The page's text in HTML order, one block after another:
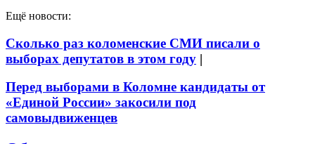
Ещё новости:
Сколько раз коломенские СМИ писали о
выборах депутатов в этом году |
Перед выборами в Коломне кандидаты от
«Единой России» закосили под
самовыдвиженцев